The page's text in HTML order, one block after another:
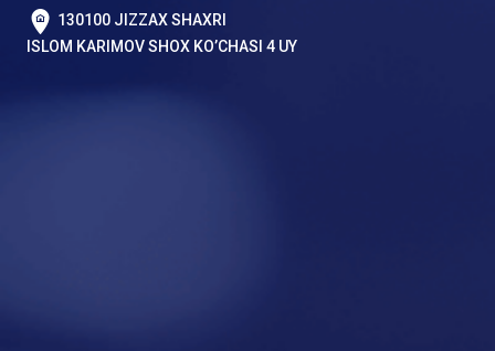
130100 JIZZAX SHAXRI
ISLOM KARIMOV SHOX KO’CHASI 4 UY